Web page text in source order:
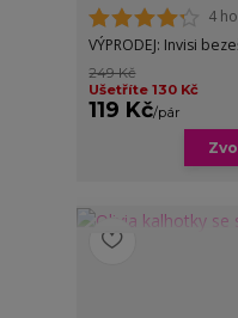
4
VÝPRODEJ: Invisi
249 Kč
Ušetříte 130 Kč
119 Kč/pár